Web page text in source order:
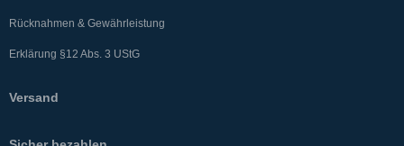
Rücknahmen & Gewährleistung
Erklärung §12 Abs. 3 UStG
Versand